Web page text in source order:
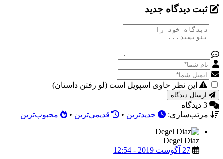
ثبت دیدگاه جدید
این نظر حاوی اسپویل است (لو رفتن داستان)
3 دیدگاه
مرتب‌سازی:
جدیدترین • قدیمی‌ترین • محبوب‌ترین
Degel Diaz
27 آگوست 2019 - 12:54